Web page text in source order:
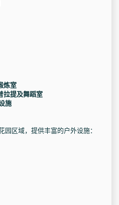
炼室
拉提及舞蹈室
施
区域，提供丰富的户外设施：